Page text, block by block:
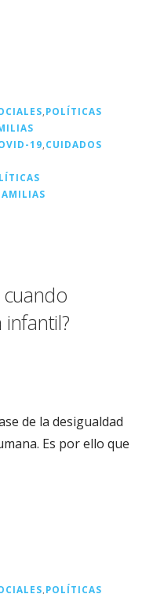
,POLÍTICAS
19,CUIDADOS
de la desigualdad
Es por ello que
POLÍTICAS